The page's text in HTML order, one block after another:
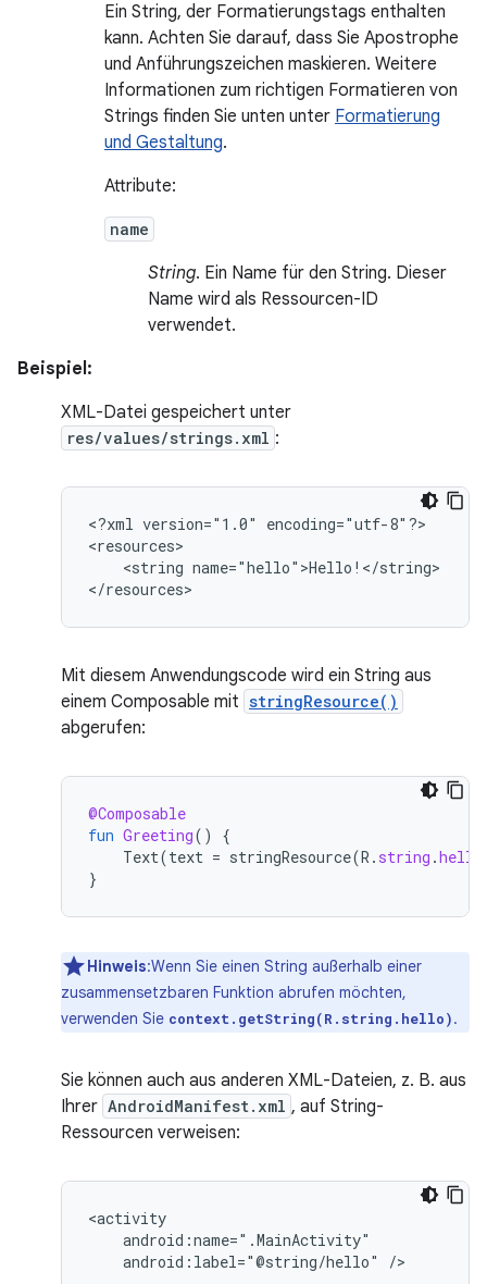
Ein String, der Formatierungstags enthalten
kann. Achten Sie darauf, dass Sie Apostrophe
und Anführungszeichen maskieren. Weitere
Informationen zum richtigen Formatieren von
Strings finden Sie unten unter Formatierung
und Gestaltung.
Attribute:
name
String. Ein Name für den String. Dieser
Name wird als Ressourcen-ID
verwendet.
Beispiel:
XML-Datei gespeichert unter
res/values/strings.xml :
<?xml version="1.0"
encoding="utf-8"?>
<string name="hello">Hello!</string>
</resources>
Mit diesem Anwendungscode wird ein String aus
einem Composable mit stringResource()
abgerufen:
@Composable
fun Greeting()
{
Text(text = stringResource(R . string .hello
}
Hinweis:Wenn Sie einen String außerhalb einer
zusammensetzbaren Funktion abrufen möchten,
verwenden Sie context.getString(R.string.hello).
Sie können auch aus anderen XML-Dateien, z. B. aus
Ihrer AndroidManifest.xml , auf String-
Ressourcen verweisen:
android:label="@string/hello"
/>